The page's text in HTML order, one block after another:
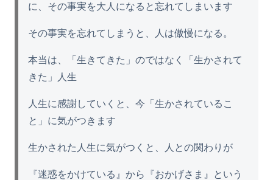
に、その事実を大人になると忘れてしまいます
その事実を忘れてしまうと、人は傲慢になる。
本当は、「生きてきた」のではなく「生かされて
きた」人生
人生に感謝していくと、今「生かされているこ
と」に気がつきます
生かされた人生に気がつくと、人との関わりが
『迷惑をかけている』から『おかげさま』という